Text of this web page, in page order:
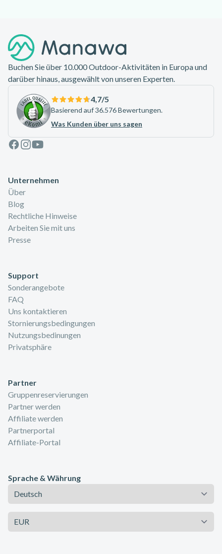
Buchen Sie über 10.000 Outdoor-Aktivitäten in Europa und
darüber hinaus, ausgewählt von unseren Experten.
4,7/5
Basierend auf 36.576 Bewertungen.
Was Kunden über uns sagen
Facebook
Instagram
Youtube
Unternehmen
Über
Blog
Rechtliche Hinweise
Arbeiten Sie mit uns
Presse
Support
Sonderangebote
FAQ
Uns kontaktieren
Stornierungsbedingungen
Nutzungsbedinungen
Privatsphäre
Partner
Gruppenreservierungen
Partner werden
Affiliate werden
Partnerportal
Affiliate-Portal
Sprache & Währung
Sprache
Währung